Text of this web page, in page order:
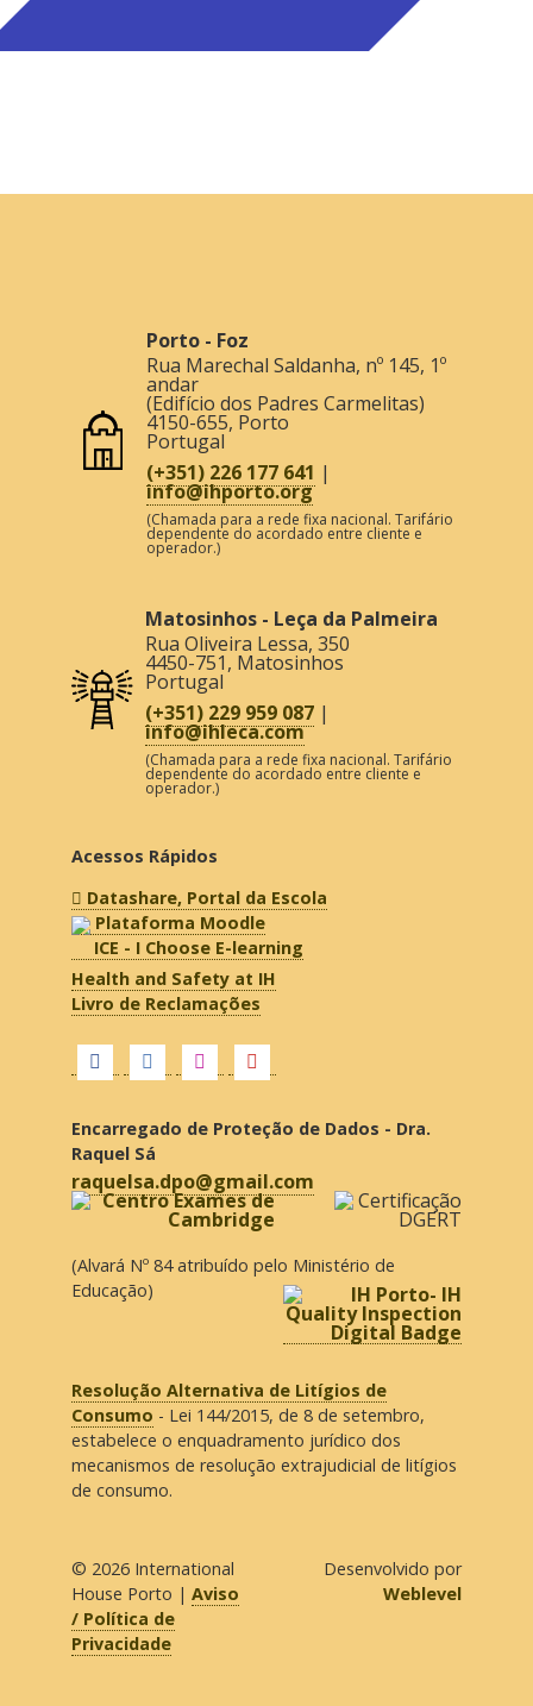
Porto - Foz
Rua Marechal Saldanha, nº 145, 1º
andar
(Edifício dos Padres Carmelitas)
4150-655, Porto
Portugal
(+351) 226 177 641 |
info@ihporto.org
(Chamada para a rede fixa nacional. Tarifário
dependente do acordado entre cliente e
operador.)
Matosinhos - Leça da Palmeira
Rua Oliveira Lessa, 350
4450-751, Matosinhos
Portugal
(+351) 229 959 087 |
info@ihleca.com
(Chamada para a rede fixa nacional. Tarifário
dependente do acordado entre cliente e
operador.)
Acessos Rápidos
Datashare, Portal da Escola
Plataforma Moodle
ICE - I Choose E-learning
Health and Safety at IH
Livro de Reclamações
Encarregado de Proteção de Dados - Dra.
Raquel Sá
raquelsa.dpo@gmail.com
(Alvará Nº 84 atribuído pelo Ministério de
Educação)
Resolução Alternativa de Litígios de
Consumo - Lei 144/2015, de 8 de setembro,
estabelece o enquadramento jurídico dos
mecanismos de resolução extrajudicial de litígios
de consumo.
© 2026 International
House Porto | Aviso
/ Política de
Privacidade
Desenvolvido por
Weblevel